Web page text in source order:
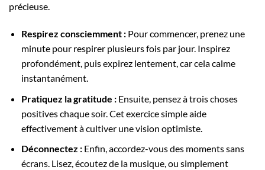
précieuse.
Respirez consciemment :Pour commencer, prenez une
minute pour respirer plusieurs fois par jour. Inspirez
profondément, puis expirez lentement, car cela calme
instantanément.
Pratiquez la gratitude :Ensuite, pensez à trois choses
positives chaque soir. Cet exercice simple aide
effectivement à cultiver une vision optimiste.
Déconnectez :Enfin, accordez-vous des moments sans
écrans. Lisez, écoutez de la musique, ou simplement